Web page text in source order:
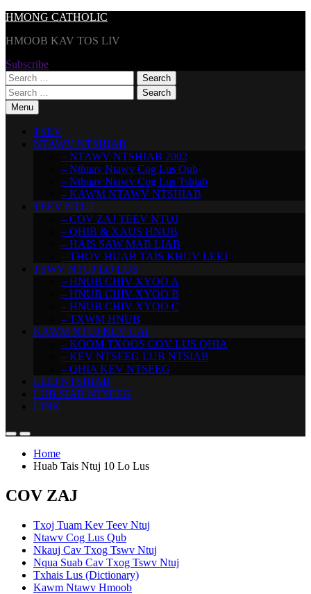
Skip
content
HMONG CATHOLIC
HMOOB KAV TOS LIV
Subscribe
Search
for:
Search
for:Menu
TSEV
NTAWV NTSHIAB
– NTAWV NTSHIAB 2002
– Nthuav Ntawv Cog Lus Qub
– Nthuav Ntawv Cog Lus Tshiab
– KAWM NTAWV NTSHIAB
TEEV NTUJ
– COV ZAJ TEEV NTUJ
– QHIB & XAUS HNUB
– HAIS SAW MAB LIAB
– THOV HUAB TAIS KHUV LEEJ
TSWV NTUJ LO LUS
– HNUB CHIV XYOO A
– HNUB CHIV XYOO B
– HNUB CHIV XYOO C
– TXWM HNUB
KAWM NTUJ KEV CAI
– KOOM TXOOS COV LUS QHIA
– KEV NTSEEG LUB NTSIAB
– QHIA KEV NTSEEG
LEEJ NTSHIAB
LUB SIAB NTSEEG
LINK
Home
Huab Tais Ntuj 10 Lo Lus
COV ZAJ
Txoj Tuam Kev Teev Ntuj
Ntawv Cog Lus Qub
Nkauj Cav Txog Tswv Ntuj
Nqua Suab Cav Txog Tswv Ntuj
Txhais Lus (Dictionary)
Kawm Ntawv Hmoob